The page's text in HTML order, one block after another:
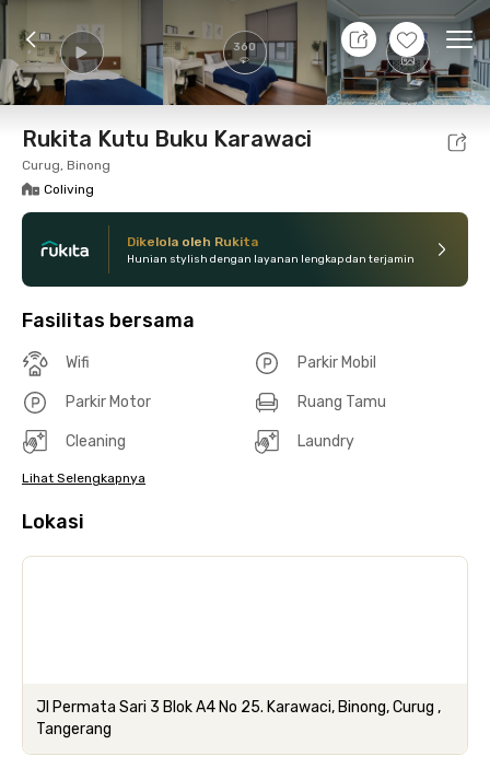
360 +21
10 Agt 26 - Belum tahu
Foto Fasilitas bersama Lokasi Kamar
Rukita Kutu Buku Karawaci
Curug, Binong
Coliving
Dikelola oleh Rukita
Hunian stylish dengan layanan lengkap dan terjamin
Fasilitas bersama
Wifi Parkir Mobil
Parkir Motor Ruang Tamu
Cleaning Laundry
Lihat Selengkapnya
Lokasi
Jl Permata Sari 3 Blok A4 No 25. Karawaci, Binong, Curug ,
Tangerang